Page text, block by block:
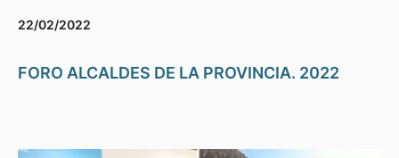
22/02/2022
FORO ALCALDES DE LA PROVINCIA. 2022